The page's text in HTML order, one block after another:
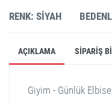
RENK: SIYAH
AÇIKLAMA SIPARIŞ
Giyim - Günlük